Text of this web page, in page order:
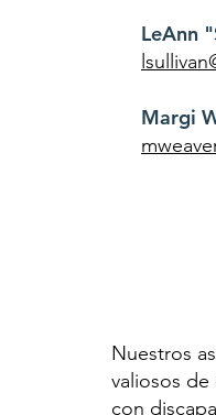
LeAnn
Margi
Nuestros
valiosos
con